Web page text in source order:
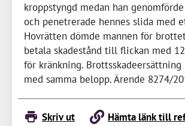
kroppstyngd medan han
och penetrerade hennes slida med
Hovrätten dömde mannen för
betala skadestånd till flickan med
för kränkning. Brottsskadeersättning
med samma belopp. Ärende 8274/
Skriv ut Hämta länk till